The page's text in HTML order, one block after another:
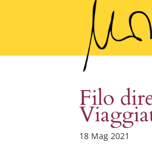
Filo
18 Mag 2021